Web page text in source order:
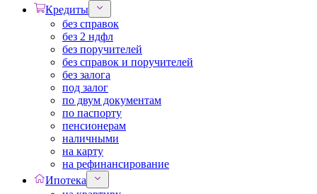
Кредиты
без справок
без 2 ндфл
без поручителей
без справок и поручителей
без залога
под залог
по двум документам
по паспорту
пенсионерам
наличными
на карту
на рефинансирование
Ипотека